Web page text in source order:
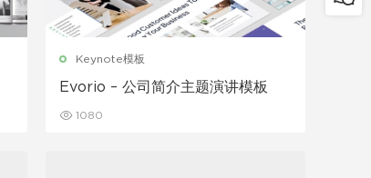
Keynote模板
Evorio – 公司简介主题演讲模板
1080